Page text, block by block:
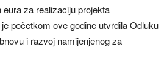
za realizaciju projekta
početkom ove godine utvrdila Odluku
i razvoj namijenjenog za